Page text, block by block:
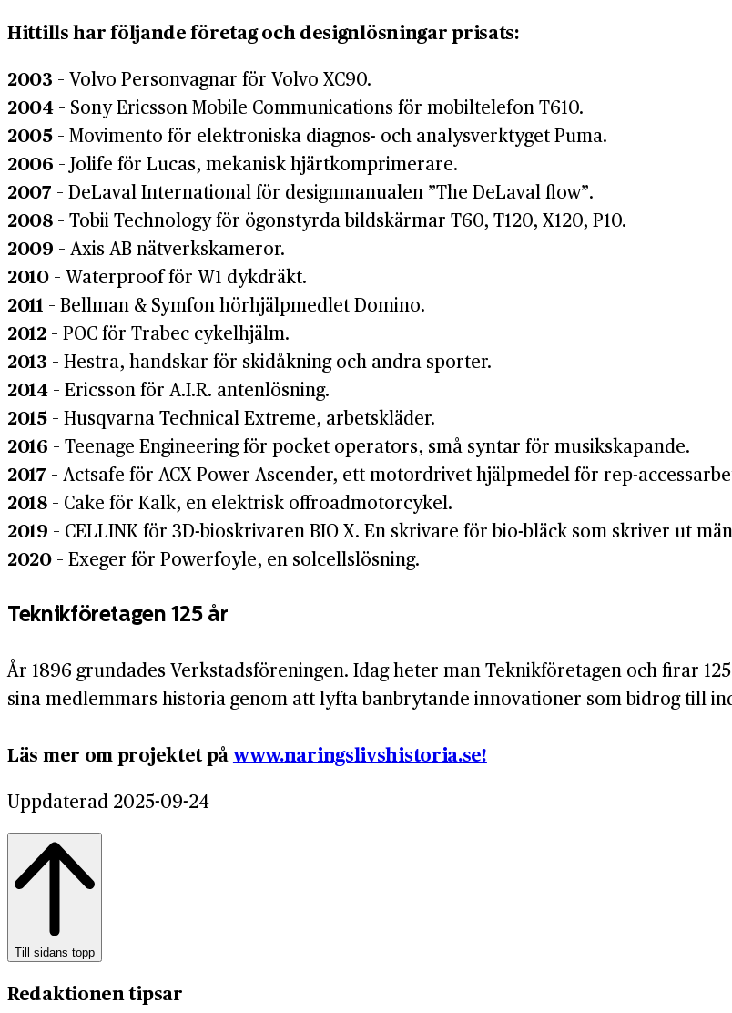
Hittills har följande företag och designlösningar prisats:
2003 – Volvo Personvagnar för Volvo XC90.
2004– Sony Ericsson Mobile Communications för mobiltelefon T610.
2005– Movimento för elektroniska diagnos- och analysverktyget Puma.
2006 – Jolife för Lucas, mekanisk hjärtkomprimerare.
2007 – DeLaval International för designmanualen ”The DeLaval flow”.
2008 – Tobii Technology för ögonstyrda bildskärmar T60, T120, X120, P10.
2009 – Axis AB nätverkskameror.
2010– Waterproof för W1 dykdräkt.
2011 – Bellman & Symfon hörhjälpmedlet Domino.
2012– POC för Trabec cykelhjälm.
2013 – Hestra, handskar för skidåkning och andra sporter.
2014– Ericsson för A.I.R. antenlösning.
2015– Husqvarna Technical Extreme, arbetskläder.
2016 – Teenage Engineering för pocket operators, små syntar för musikskapande.
2017 – Actsafe för ACX Power Ascender, ett motordrivet hjälpmedel för rep-
2018– Cake för Kalk, en elektrisk offroadmotorcykel.
2019 – CELLINK för 3D-bioskrivaren BIO X. En skrivare för bio-bläck som skriver ut
2020– Exeger för Powerfoyle, en solcellslösning.
Teknikföretagen 125 år
År 1896 grundades Verkstadsföreningen. Idag heter man Teknikföretagen och firar
sina medlemmars historia genom att lyfta banbrytande innovationer som bidrog till
Läs mer om projektet påwww.naringslivshistoria.se!
Uppdaterad 2025-09-24
Till sidans topp
Redaktionen tipsar